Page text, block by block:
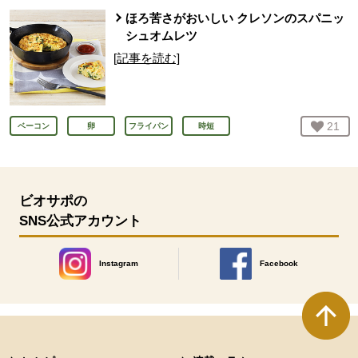
ほろ苦さがおいしい クレソンのスパニッ
シュオムレツ
[記事を読む]
ベーコン 卵 フライパン 時短 お気
21
ビオサポの
SNS公式アカウント
Instagram
別のウィンドウで開きます。
Facebook